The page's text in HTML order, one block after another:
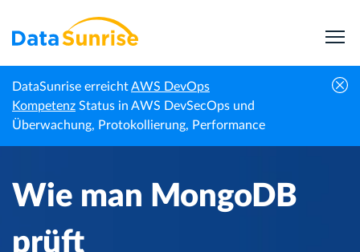
DataSunrise erreichtAWS DevOps
Kompetenz Status in AWS DevSecOps und
Überwachung, Protokollierung, Performance
Startseite Wissenszentrum Wie man MongoDB prüft
Wie man MongoDB
prüft